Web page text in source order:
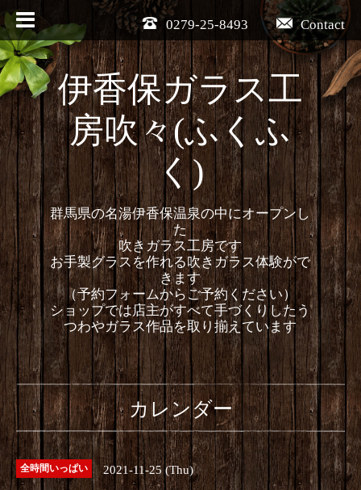
Contact
0279-25-8493
伊香保ガラス工
房吹々(ふくふ
く)
群馬県の名湯伊香保温泉の中にオープンし
た
吹きガラス工房です
お手製グラスを作れる吹きガラス体験がで
きます
（予約フォームからご予約ください）
ショップでは店主がすべて手づくりしたう
つわやガラス作品を取り揃えています
カレンダー
全時間いっぱい 2021-11-25 (Thu)